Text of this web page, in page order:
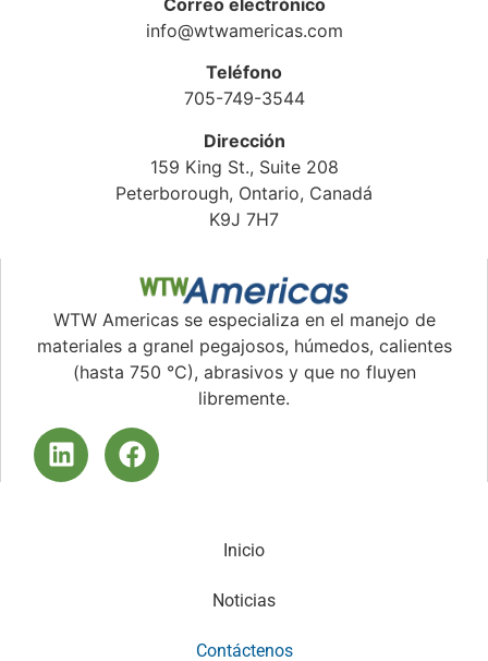
info@wtwamericas.com
Teléfono
705-749-3544
Dirección
159 King St., Suite 208
Peterborough, Ontario, Canadá
K9J 7H7
WTW Americas se especializa en el manejo de
materiales a granel pegajosos, húmedos, calientes
(hasta 750 °C), abrasivos y que no fluyen
libremente.
Inicio
Noticias
Contáctenos